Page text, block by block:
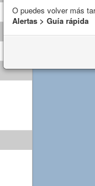
O puedes volver más
Alertas > Guía rápida